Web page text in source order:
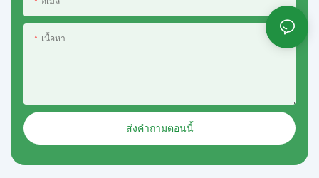
เนื้อหา
ส่งคำถามตอนนี้